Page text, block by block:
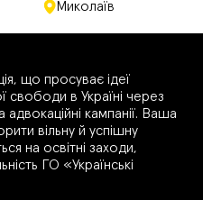
Миколаїв
що просуває ідеї
свободи в Україні через
адвокаційні кампанії. Ваша
вільну й успішну
на освітні заходи,
ГО «Українські